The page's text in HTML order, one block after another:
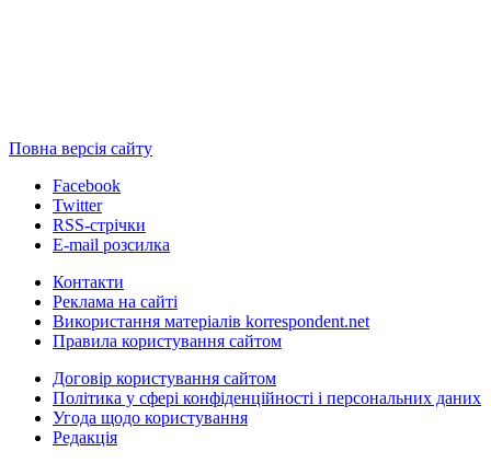
Повна версія сайту
Facebook
Twitter
RSS-стрічки
E-mail розсилка
Контакти
Реклама на сайті
Використання матеріалів korrespondent.net
Правила користування сайтом
Договір користування сайтом
Політика у сфері конфіденційності і персональних даних
Угода щодо користування
Редакція